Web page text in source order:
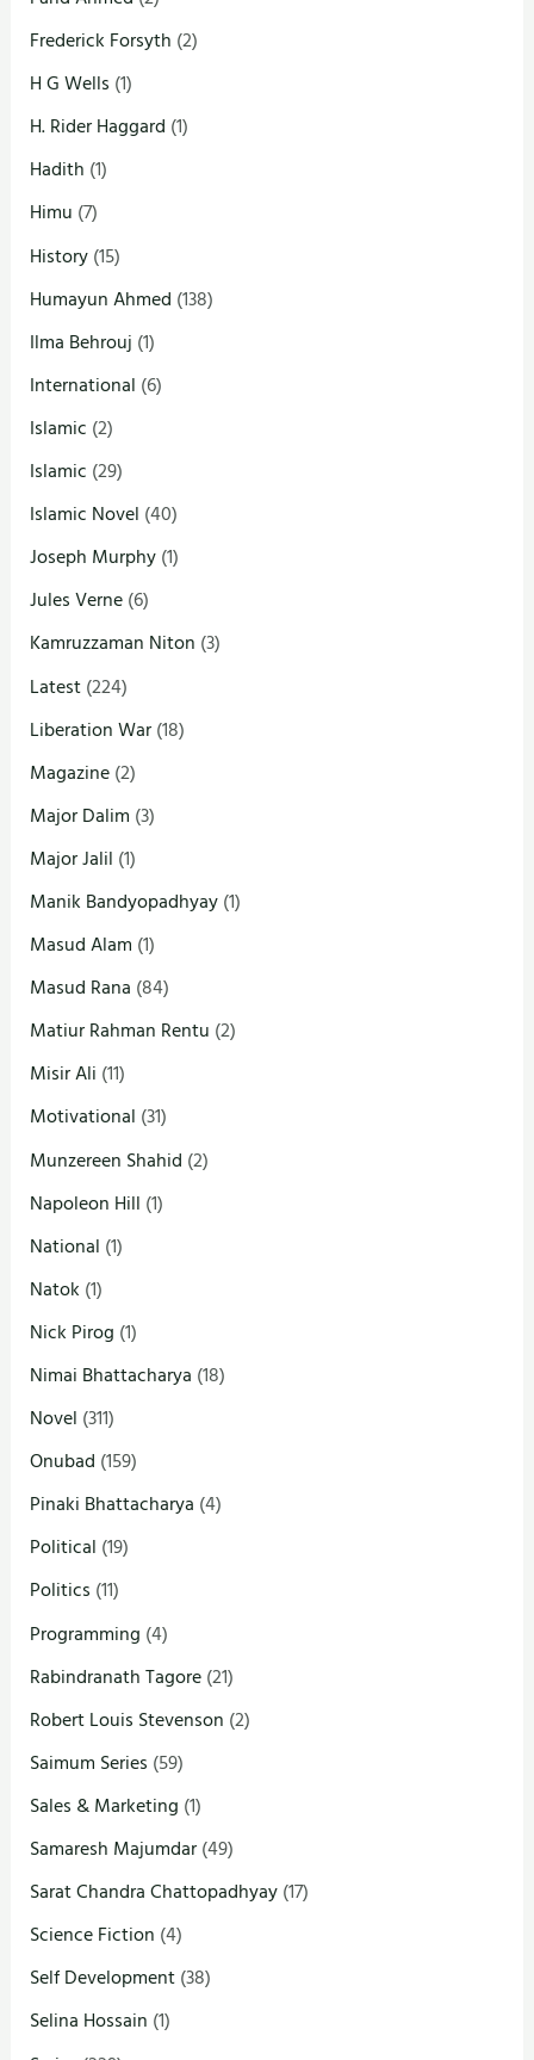
Frederick Forsyth (2)
H G Wells (1)
H. Rider Haggard (1)
Hadith (1)
Himu (7)
History(15)
Humayun Ahmed (138)
Ilma Behrouj (1)
International (6)
Islamic (2)
Islamic (29)
Islamic Novel (40)
Joseph Murphy(1)
Jules Verne(6)
Kamruzzaman Niton (3)
Latest(224)
Liberation War(18)
Magazine(2)
Major Dalim (3)
Major Jalil (1)
Manik Bandyopadhyay(1)
Masud Alam (1)
Masud Rana (84)
Matiur Rahman Rentu (2)
Misir Ali (11)
Motivational (31)
Munzereen Shahid (2)
Napoleon Hill (1)
National (1)
Natok (1)
Nick Pirog (1)
Nimai Bhattacharya (18)
Novel (311)
Onubad (159)
Pinaki Bhattacharya (4)
Political (19)
Politics (11)
Programming (4)
Rabindranath Tagore(21)
Robert Louis Stevenson (2)
Saimum Series (59)
Sales & Marketing (1)
Samaresh Majumdar(49)
Sarat Chandra Chattopadhyay(17)
Science Fiction (4)
Self Development(38)
Selina Hossain (1)